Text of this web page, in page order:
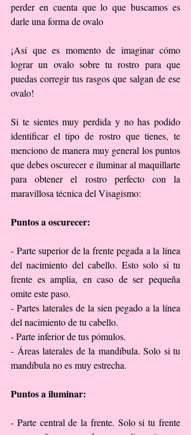
perder en cuenta que lo que buscamos es
darle una forma de ovalo
¡Así que es momento de imaginar cómo
lograr un ovalo sobre tu rostro para que
puedas corregir tus rasgos que salgan de ese
ovalo!
Si te sientes muy perdida y no has podido
identificar el tipo de rostro que tienes, te
menciono de manera muy general los puntos
que debes oscurecer e iluminar al maquillarte
para obtener el rostro perfecto con la
maravillosa técnica del Visagismo:
Puntos a oscurecer:
- Parte superior de la frente pegada a la línea
del nacimiento del cabello. Esto solo si tu
frente es amplia, en caso de ser pequeña
omite este paso.
- Partes laterales de la sien pegado a la línea
del nacimiento de tu cabello.
- Parte inferior de tus pómulos.
- Áreas laterales de la mandíbula. Solo si tu
mandíbula no es muy estrecha.
Puntos a iluminar:
- Parte central de la frente. Solo si tu frente